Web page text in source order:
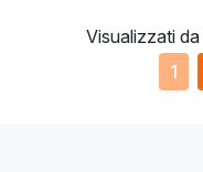
Visualizzati da
1